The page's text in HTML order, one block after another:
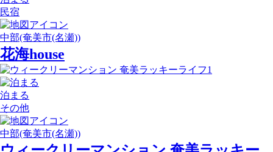
民宿
中部(奄美市(名瀬))
花海house
泊まる
その他
中部(奄美市(名瀬))